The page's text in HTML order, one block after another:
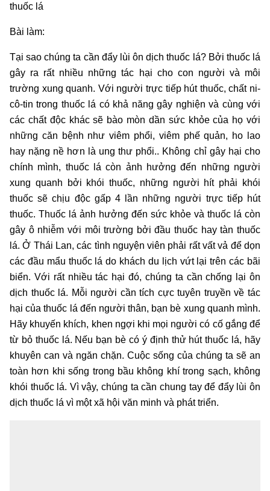
thuốc lá
Bài làm:
Tại sao chúng ta cần đẩy lùi ôn dịch thuốc lá? Bởi thuốc lá
gây ra rất nhiều những tác hại cho con người và môi
trường xung quanh. Với người trực tiếp hút thuốc, chất ni-
cô-tin trong thuốc lá có khả năng gây nghiện và cùng với
các chất độc khác sẽ bào mòn dần sức khỏe của họ với
những căn bệnh như viêm phổi, viêm phế quản, ho lao
hay nặng nề hơn là ung thư phổi.. Không chỉ gây hại cho
chính mình, thuốc lá còn ảnh hưởng đến những người
xung quanh bởi khói thuốc, những người hít phải khói
thuốc sẽ chịu độc gấp 4 lần những người trực tiếp hút
thuốc. Thuốc lá ảnh hưởng đến sức khỏe và thuốc lá còn
gây ô nhiễm với môi trường bởi đầu thuốc hay tàn thuốc
lá. Ở Thái Lan, các tình nguyện viên phải rất vất vả để dọn
các đầu mẩu thuốc lá do khách du lịch vứt lại trên các bãi
biển. Với rất nhiều tác hại đó, chúng ta cần chống lại ôn
dịch thuốc lá. Mỗi người cần tích cực tuyên truyền về tác
hại của thuốc lá đến người thân, bạn bè xung quanh mình.
Hãy khuyến khích, khen ngợi khi mọi người có cố gắng để
từ bỏ thuốc lá. Nếu bạn bè có ý định thử hút thuốc lá, hãy
khuyên can và ngăn chặn. Cuộc sống của chúng ta sẽ an
toàn hơn khi sống trong bầu không khí trong sạch, không
khói thuốc lá. Vì vậy, chúng ta cần chung tay để đẩy lùi ôn
dịch thuốc lá vì một xã hội văn minh và phát triển.